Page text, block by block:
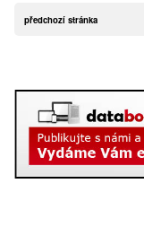
předchozí stránka